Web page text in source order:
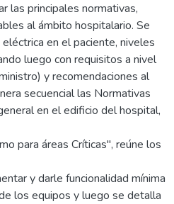
las principales normativas,
al ámbito hospitalario. Se
en el paciente, niveles
luego con requisitos a nivel
y recomendaciones al
secuencial las Normativas
en el edificio del hospital,
para áreas Críticas", reúne los
y darle funcionalidad mínima
los equipos y luego se detalla